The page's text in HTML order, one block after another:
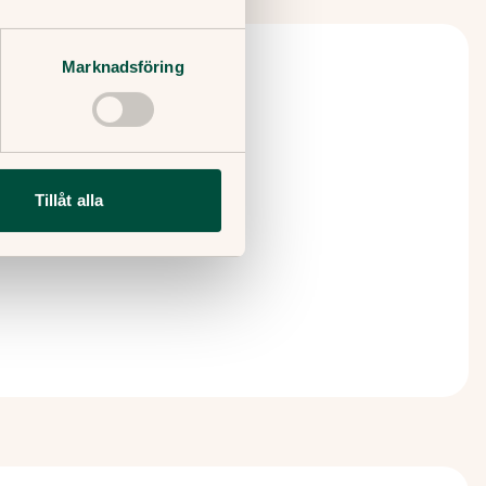
Marknadsföring
Tillåt alla
ni att komma
arbetar.